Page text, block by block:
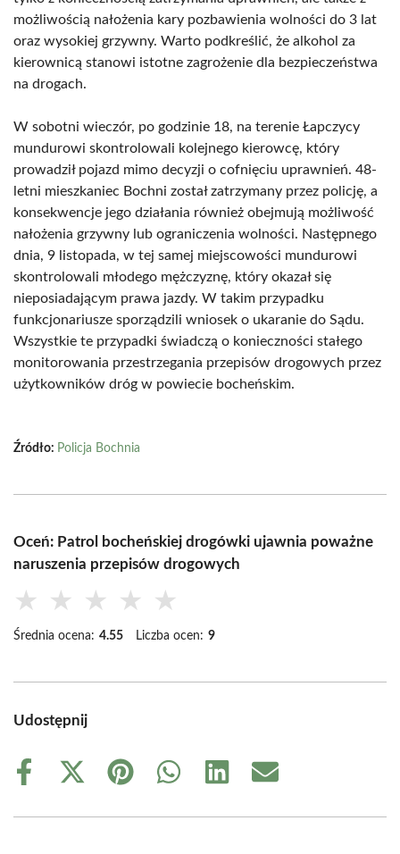
możliwością nałożenia kary pozbawienia wolności do 3 lat
oraz wysokiej grzywny. Warto podkreślić, że alkohol za
kierownicą stanowi istotne zagrożenie dla bezpieczeństwa
na drogach.
W sobotni wieczór, po godzinie 18, na terenie Łapczycy
mundurowi skontrolowali kolejnego kierowcę, który
prowadził pojazd mimo decyzji o cofnięciu uprawnień. 48-
letni mieszkaniec Bochni został zatrzymany przez policję, a
konsekwencje jego działania również obejmują możliwość
nałożenia grzywny lub ograniczenia wolności. Następnego
dnia, 9 listopada, w tej samej miejscowości mundurowi
skontrolowali młodego mężczyznę, który okazał się
nieposiadającym prawa jazdy. W takim przypadku
funkcjonariusze sporządzili wniosek o ukaranie do Sądu.
Wszystkie te przypadki świadczą o konieczności stałego
monitorowania przestrzegania przepisów drogowych przez
użytkowników dróg w powiecie bocheńskim.
Źródło: Policja Bochnia
Oceń: Patrol bocheńskiej drogówki ujawnia poważne
naruszenia przepisów drogowych
★ ★ ★ ★ ★
Średnia ocena: 4.55 Liczba ocen: 9
Udostępnij
Share
Share
(Twitter)
Share
Share
Share
Share